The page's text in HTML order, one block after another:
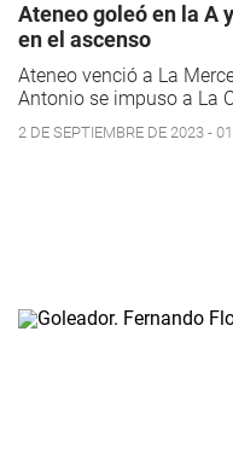
Ateneo goleó en la A
en el ascenso
Ateneo venció a La
Antonio se impuso a La
2 DE SEPTIEMBRE DE 2023 -